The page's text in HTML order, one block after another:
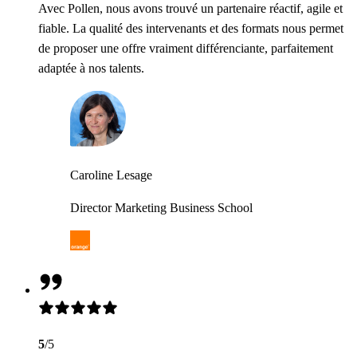
Avec Pollen, nous avons trouvé un partenaire réactif, agile et
fiable. La qualité des intervenants et des formats nous permet
de proposer une offre vraiment différenciante, parfaitement
adaptée à nos talents.
Caroline Lesage
Director Marketing Business School
5/5